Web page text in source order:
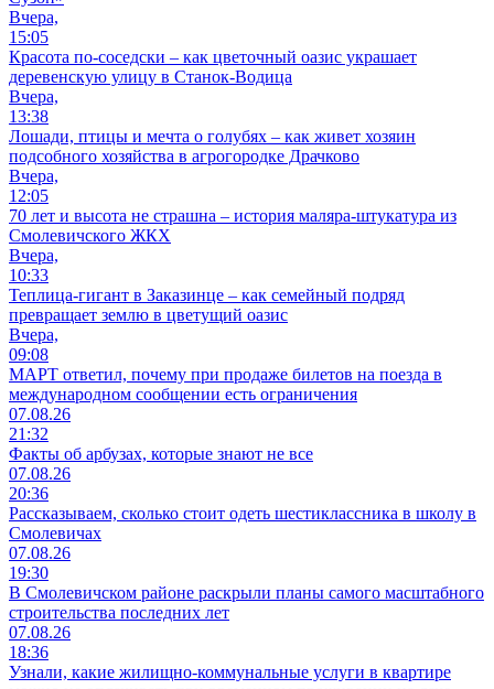
Вчера,
15:05
Красота по-соседски – как цветочный оазис украшает
деревенскую улицу в Станок-Водица
Вчера,
13:38
Лошади, птицы и мечта о голубях – как живет хозяин
подсобного хозяйства в агрогородке Драчково
Вчера,
12:05
70 лет и высота не страшна – история маляра-штукатура из
Смолевичского ЖКХ
Вчера,
10:33
Теплица-гигант в Заказинце – как семейный подряд
превращает землю в цветущий оазис
Вчера,
09:08
МАРТ ответил, почему при продаже билетов на поезда в
международном сообщении есть ограничения
07.08.26
21:32
Факты об арбузах, которые знают не все
07.08.26
20:36
Рассказываем, сколько стоит одеть шестиклассника в школу в
Смолевичах
07.08.26
19:30
В Смолевичском районе раскрыли планы самого масштабного
строительства последних лет
07.08.26
18:36
Узнали, какие жилищно-коммунальные услуги в квартире